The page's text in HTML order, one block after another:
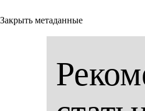
Закрыть метаданные